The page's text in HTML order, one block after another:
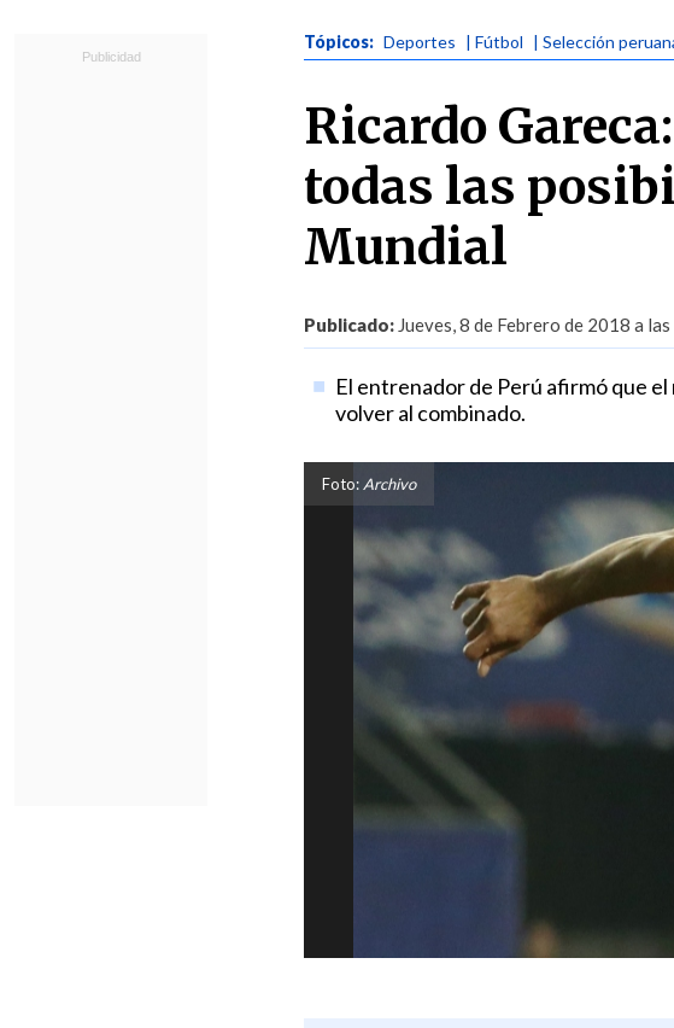
Tópicos: Deportes | Fútbol | Selección
Ricardo
todas las
Mundial
Publicado: Jueves, 8 de Febrero de 2018 a
El entrenador de Perú afirmó que
volver al combinado.
Foto: Archivo